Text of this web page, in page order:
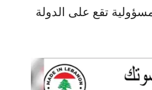
تقع على الدولة